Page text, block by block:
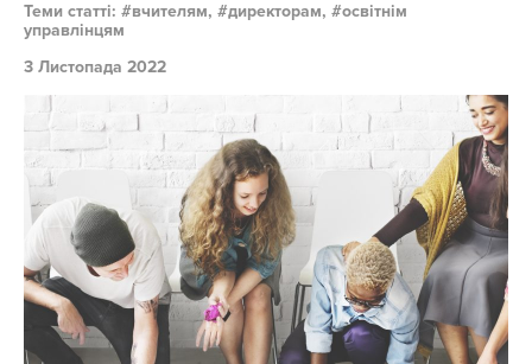
Теми статті: вчителям, директорам,
освітнім
управлінцям
3 Листопада 2022